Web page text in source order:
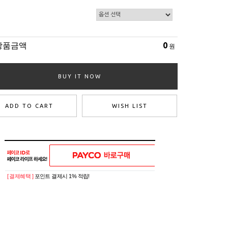
품금액 0 원
BUY IT NOW
ADD TO CART WISH LIST
[ 결제혜택 ] 포인트 결제시 1% 적립!